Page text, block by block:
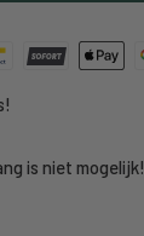
is niet mogelijk!